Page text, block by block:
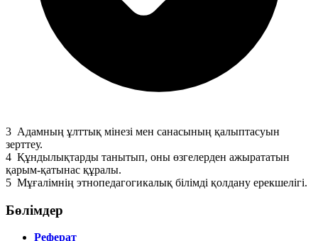
3 Адамның ұлттық мінезі мен санасының қалыптасуын
зерттеу.
4 Құндылықтарды танытып, оны өзгелерден ажырататын
қарым-қатынас құралы.
5 Мұғалімнің этнопедагогикалық білімді қолдану ерекшелігі.
Бөлімдер
Реферат